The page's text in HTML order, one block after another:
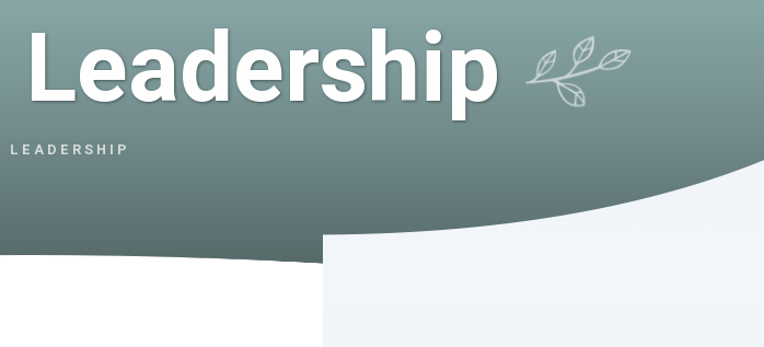
Leadership
LEADERSHIP